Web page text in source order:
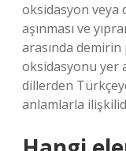
oksidasyon veya
aşınması ve
arasında
oksidasyonu yer
dillerden
anlamlarla